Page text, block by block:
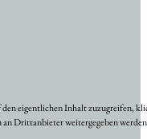
eigentlichen Inhalt zuzugreifen,
an Drittanbieter weitergegeben